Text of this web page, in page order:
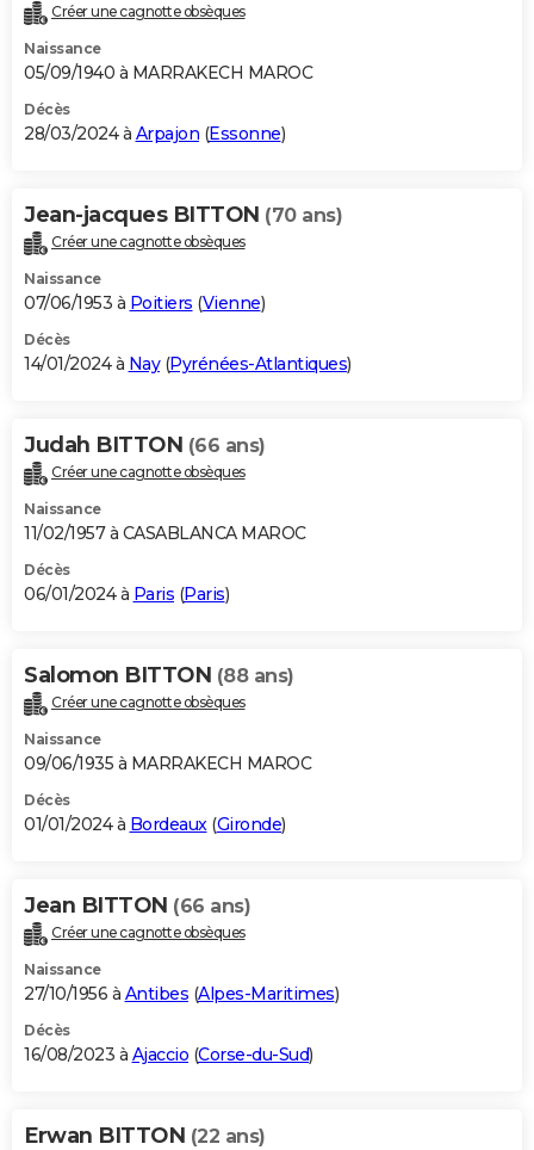
Créer une cagnotte obsèques
Naissance
05/09/1940 à MARRAKECH MAROC
Décès
28/03/2024 à Arpajon (Essonne)
Jean-jacques BITTON (70 ans)
Créer une cagnotte obsèques
Naissance
07/06/1953 à Poitiers (Vienne)
Décès
14/01/2024 à Nay(Pyrénées-Atlantiques)
Judah BITTON (66 ans)
Créer une cagnotte obsèques
Naissance
11/02/1957 à CASABLANCA MAROC
Décès
06/01/2024 à Paris (Paris)
Salomon BITTON (88 ans)
Créer une cagnotte obsèques
Naissance
09/06/1935 à MARRAKECH MAROC
Décès
01/01/2024 à Bordeaux(Gironde)
Jean BITTON (66 ans)
Créer une cagnotte obsèques
Naissance
27/10/1956 à Antibes (Alpes-Maritimes)
Décès
16/08/2023 à Ajaccio (Corse-du-Sud)
Erwan BITTON (22 ans)